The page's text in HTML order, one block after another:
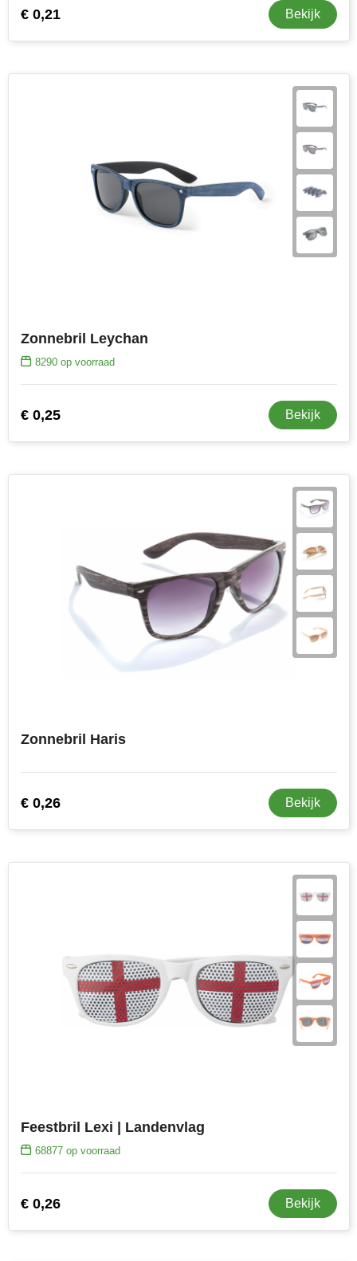
€ 0,21 Bekijk
Zonnebril Leychan
8290op voorraad
€ 0,25 Bekijk
Zonnebril Haris
€ 0,26 Bekijk
Feestbril Lexi | Landenvlag
68877op voorraad
€ 0,26 Bekijk